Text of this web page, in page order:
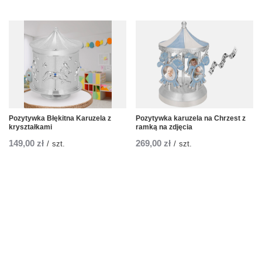
Pozytywka Błękitna Karuzela z
kryształkami
149,00 zł / szt.
Pozytywka karuzela na Chrzest z
ramką na zdjęcia
269,00 zł / szt.